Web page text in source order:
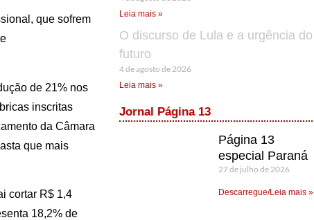
que sofrem
de 21% nos
inscritas
da Câmara
que mais
cortar R$ 1,4
18,2% de
Leia mais »
O discurso de Lula e a urgência do
futuro
4 de agosto de 2026
Leia mais »
Jornal Página 13
Página 13
especial Paraná
27 de julho de 2026
Descarregue/Leia mais »